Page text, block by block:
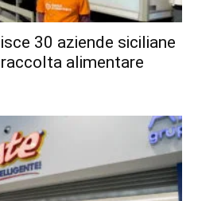
30 aziende siciliane
raccolta alimentare